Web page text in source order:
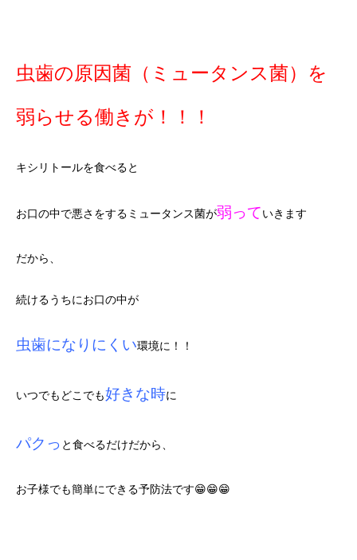
虫歯の原因菌（ミュータンス菌）を
弱らせる働きが！！！
キシリトールを食べると
お口の中で悪さをするミュータンス菌が弱っていきます
だから、
続けるうちにお口の中が
虫歯になりにくい環境に！！
いつでもどこでも好きな時に
パクっ と食べるだけだから、
お子様でも簡単にできる予防法です😁😁😁